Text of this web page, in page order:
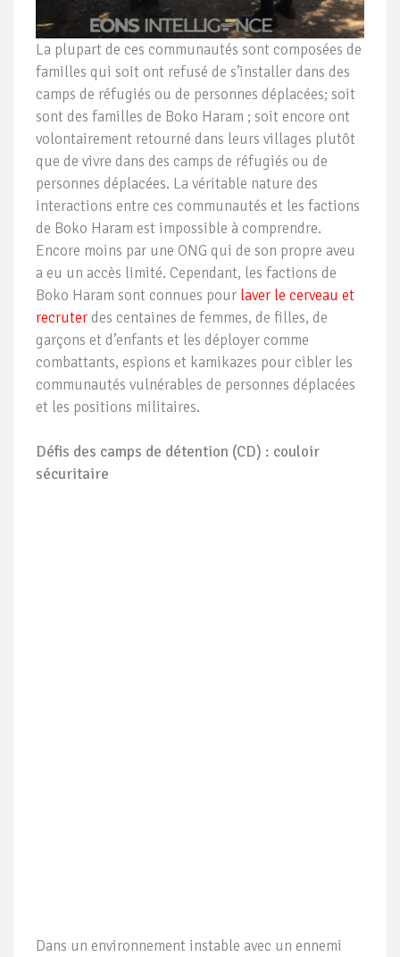
La plupart de ces communautés sont composées de
familles qui soit ont refusé de s’installer dans des
camps de réfugiés ou de personnes déplacées; soit
sont des familles de Boko Haram ; soit encore ont
volontairement retourné dans leurs villages plutôt
que de vivre dans des camps de réfugiés ou de
personnes déplacées. La véritable nature des
interactions entre ces communautés et les factions
de Boko Haram est impossible à comprendre.
Encore moins par une ONG qui de son propre aveu
a eu un accès limité. Cependant, les factions de
Boko Haram sont connues pour laver le cerveau et
recruterdes centaines de femmes, de filles, de
garçons et d’enfants et les déployer comme
combattants, espions et kamikazes pour cibler les
communautés vulnérables de personnes déplacées
et les positions militaires.
Défis des camps de détention (CD) : couloir
sécuritaire
Dans un environnement instable avec un ennemi